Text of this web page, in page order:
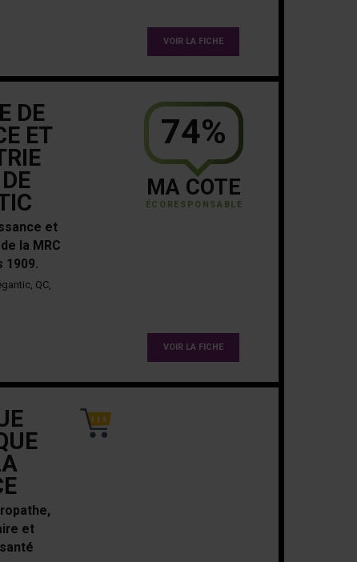
VOIR LA FICHE
DE
ET
et
la MRC
1909.
QC,
74%
MA COTE
ÉCORESPONSABLE
VOIR LA FICHE
et